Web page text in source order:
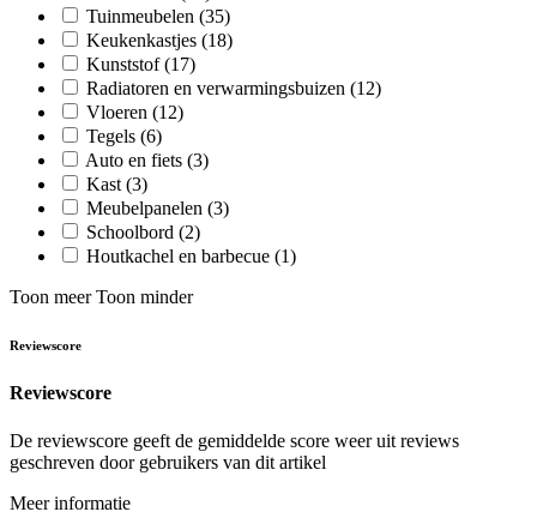
Tuinmeubelen (35)
Keukenkastjes (18)
Kunststof(17)
Radiatoren en verwarmingsbuizen (12)
Vloeren (12)
Tegels (6)
Auto en fiets (3)
Kast (3)
Meubelpanelen (3)
Schoolbord (2)
Houtkachel en barbecue (1)
Toon meer Toon minder
Reviewscore
Reviewscore
De reviewscore geeft de gemiddelde score weer uit reviews
geschreven door gebruikers van dit artikel
Meer informatie